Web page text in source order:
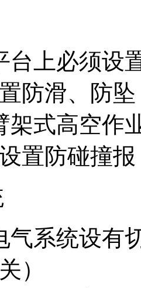
台上必须
防滑、防
架式高空
置防碰撞
气系统设
）